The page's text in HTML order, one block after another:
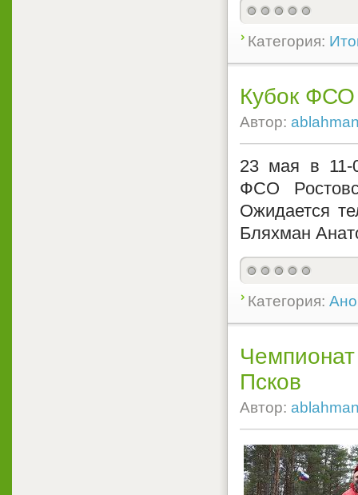
Категория:
Кубок
Автор:
23 мая в 11-
ФСО
Ожидается
Бляхман
Категория:
Псков
Автор: